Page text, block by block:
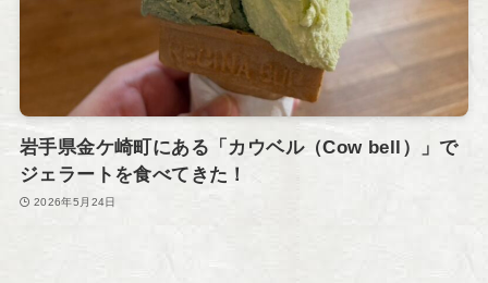
岩手県金ケ崎町にある「カウベル（Cow bell）」で
ジェラートを食べてきた！
2026年5月24日